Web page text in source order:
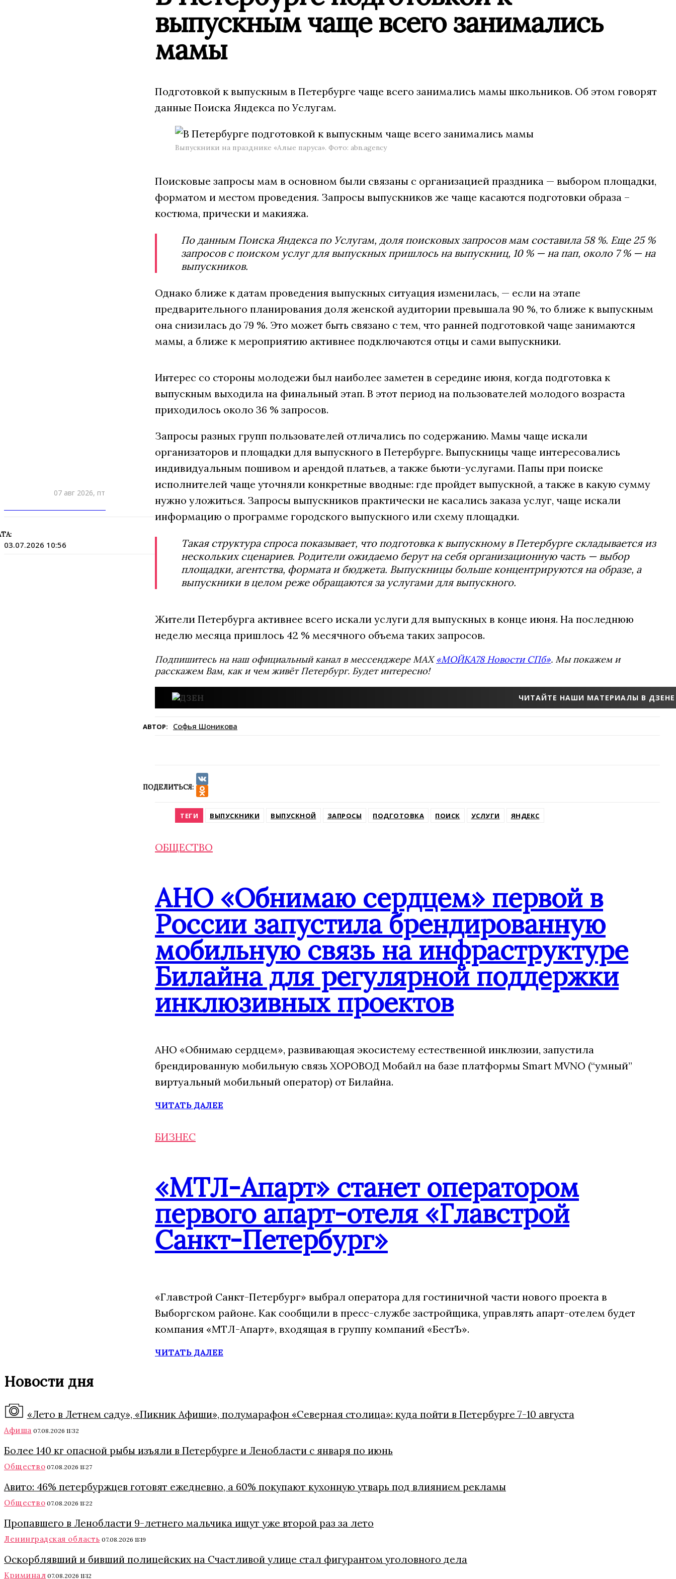
07 авг 2026, пт
03.07.2026 10:56
выпускным чаще всего занимались
мамы
Подготовкой к выпускным в Петербурге чаще всего занимались мамы школьников. Об этом говорят
данные Поиска Яндекса по Услугам.
Выпускники на празднике «Алые паруса». Фото: abn.agency
Поисковые запросы мам в основном были связаны с организацией праздника — выбором площадки,
форматом и местом проведения. Запросы выпускников же чаще касаются подготовки образа –
костюма, прически и макияжа.
По данным Поиска Яндекса по Услугам, доля поисковых запросов мам составила 58 %. Еще 25 %
запросов с поиском услуг для выпускных пришлось на выпускниц, 10 % — на пап, около 7 % — на
выпускников.
Однако ближе к датам проведения выпускных ситуация изменилась, — если на этапе
предварительного планирования доля женской аудитории превышала 90 %, то ближе к выпускным
она снизилась до 79 %. Это может быть связано с тем, что ранней подготовкой чаще занимаются
мамы, а ближе к мероприятию активнее подключаются отцы и сами выпускники.
Интерес со стороны молодежи был наиболее заметен в середине июня, когда подготовка к
выпускным выходила на финальный этап. В этот период на пользователей молодого возраста
приходилось около 36 % запросов.
Запросы разных групп пользователей отличались по содержанию. Мамы чаще искали
организаторов и площадки для выпускного в Петербурге. Выпускницы чаще интересовались
индивидуальным пошивом и арендой платьев, а также бьюти-услугами. Папы при поиске
исполнителей чаще уточняли конкретные вводные: где пройдет выпускной, а также в какую сумму
нужно уложиться. Запросы выпускников практически не касались заказа услуг, чаще искали
информацию о программе городского выпускного или схему площадки.
Такая структура спроса показывает, что подготовка к выпускному в Петербурге складывается из
нескольких сценариев. Родители ожидаемо берут на себя организационную часть — выбор
площадки, агентства, формата и бюджета. Выпускницы больше концентрируются на образе, а
выпускники в целом реже обращаются за услугами для выпускного.
Жители Петербурга активнее всего искали услуги для выпускных в конце июня. На последнюю
неделю месяца пришлось 42 % месячного объема таких запросов.
Подпишитесь на наш официальный канал в мессенджере MAX«МОЙКА78 Новости СПб». Мы покажем и
расскажем Вам, как и чем живёт Петербург. Будет интересно!
ЧИТАЙТЕ НАШИ МАТЕРИАЛЫ В ДЗЕНЕ
АВТОР: Софья Шоникова
ПОДЕЛИТЬСЯ:
VK
ТЕГИ ВЫПУСКНИКИ ВЫПУСКНОЙ ЗАПРОСЫ ПОДГОТОВКА ПОИСК УСЛУГИ ЯНДЕКС
ОБЩЕСТВО
АНО «Обнимаю сердцем» первой в
России запустила брендированную
мобильную связь на инфраструктуре
Билайна для регулярной поддержки
инклюзивных проектов
АНО «Обнимаю сердцем», развивающая экосистему естественной инклюзии, запустила
брендированную мобильную связь ХОРОВОД Мобайл на базе платформы Smart MVNO (“умный”
виртуальный мобильный оператор) от Билайна.
ЧИТАТЬ ДАЛЕЕ
БИЗНЕС
«МТЛ-Апарт» станет оператором
первого апарт-отеля «Главстрой
Санкт-Петербург»
«Главстрой Санкт-Петербург» выбрал оператора для гостиничной части нового проекта в
Выборгском районе. Как сообщили в пресс-службе застройщика, управлять апарт-отелем будет
компания «МТЛ-Апарт», входящая в группу компаний «БестЪ».
ЧИТАТЬ ДАЛЕЕ
Новости дня
«Лето в Летнем саду», «Пикник Афиши», полумарафон «Северная столица»: куда пойти в Петербурге 7-10 августа
Афиша 07.08.2026 11:32
Более 140 кг опасной рыбы изъяли в Петербурге и Ленобласти с января по июнь
Общество 07.08.2026 11:27
Авито: 46% петербуржцев готовят ежедневно, а 60% покупают кухонную утварь под влиянием рекламы
Общество 07.08.2026 11:22
Пропавшего в Ленобласти 9-летнего мальчика ищут уже второй раз за лето
Ленинградская область 07.08.2026 11:19
Оскорблявший и бивший полицейских на Счастливой улице стал фигурантом уголовного дела
Криминал 07.08.2026 11:12